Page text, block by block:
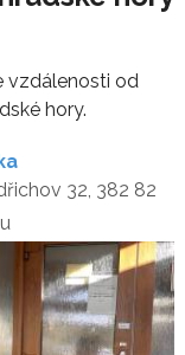
vzdálenosti od
hory.
32, 382 82